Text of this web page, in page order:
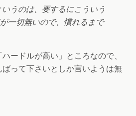
いうのは、要するにこういう
が一切無いので、慣れるまで
ードルが高い」ところなので、
って下さいとしか言いようは無